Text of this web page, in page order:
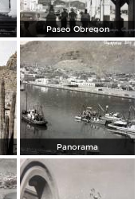
Paseo Obregon
Panorama